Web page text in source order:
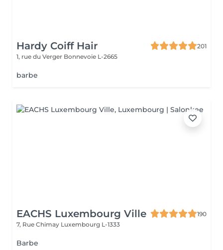
Hardy Coiff Hair
201
1, rue du Verger Bonnevoie L-2665
barbe
EACHS Luxembourg Ville
190
7, Rue Chimay Luxembourg L-1333
Barbe